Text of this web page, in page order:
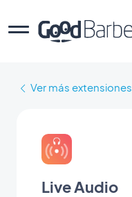
Ver más extensiones
Live Audio